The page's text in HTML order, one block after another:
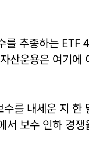
추종하는 ETF
운용은 여기에
를 내세운 지 한
보수 인하 경